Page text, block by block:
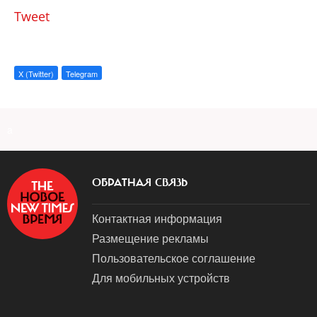
Tweet
X (Twitter) Telegram
ОБРАТНАЯ СВЯЗЬ
Контактная информация
Размещение рекламы
Пользовательское соглашение
Для мобильных устройств